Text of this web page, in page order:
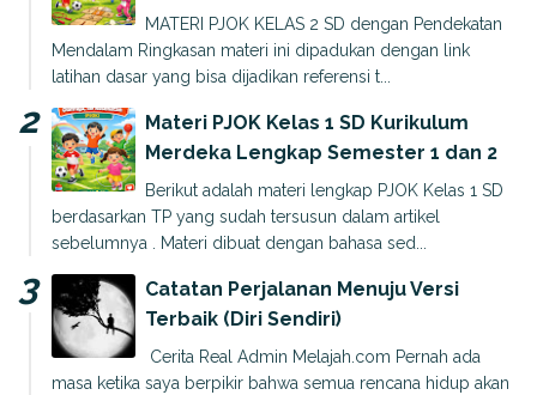
MATERI PJOK KELAS 2 SD dengan Pendekatan
Mendalam Ringkasan materi ini dipadukan dengan link
latihan dasar yang bisa dijadikan referensi t...
Materi PJOK Kelas 1 SD Kurikulum
Merdeka Lengkap Semester 1 dan 2
Berikut adalah materi lengkap PJOK Kelas 1 SD
berdasarkan TP yang sudah tersusun dalam artikel
sebelumnya . Materi dibuat dengan bahasa sed...
Catatan Perjalanan Menuju Versi
Terbaik (Diri Sendiri)
Cerita Real Admin Melajah.com Pernah ada
masa ketika saya berpikir bahwa semua rencana hidup akan